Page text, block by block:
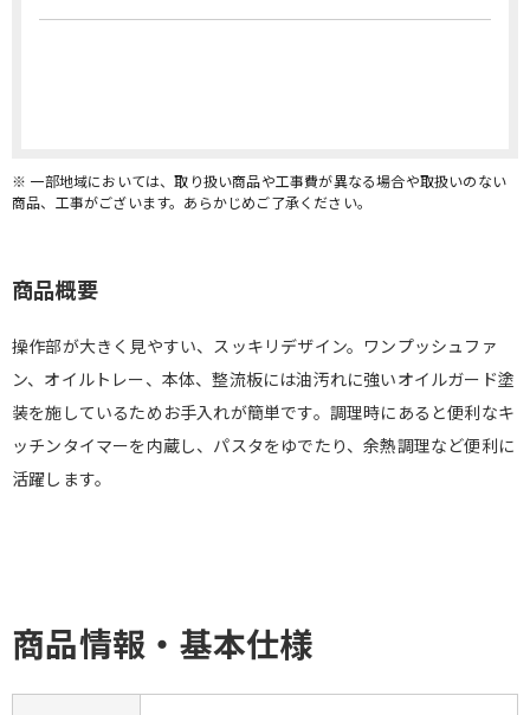
※ 一部地域においては、取り扱い商品や工事費が異なる場合や取扱いのない
商品、工事がございます。あらかじめご了承ください。
商品概要
操作部が大きく見やすい、スッキリデザイン。ワンプッシュファ
ン、オイルトレー、本体、整流板には油汚れに強いオイルガード塗
装を施しているためお手入れが簡単です。調理時にあると便利なキ
ッチンタイマーを内蔵し、パスタをゆでたり、余熱調理など便利に
活躍します。
商品情報・基本仕様